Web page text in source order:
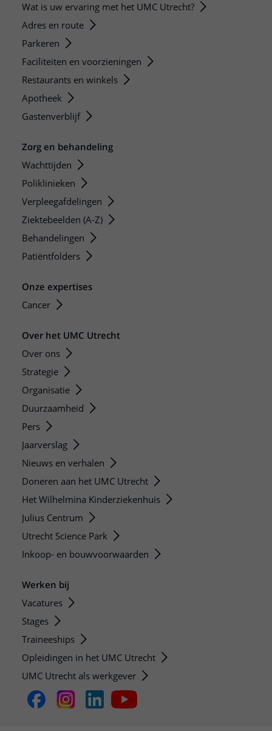
Wat is uw ervaring met het UMC Utrecht?
Adres en route
Parkeren
Faciliteiten en voorzieningen
Restaurants en winkels
Apotheek
Gastenverblijf
Zorg en behandeling
Wachttijden
Poliklinieken
Verpleegafdelingen
Ziektebeelden (A-Z)
Behandelingen
Patiëntfolders
Onze expertises
Cancer
Over het UMC Utrecht
Over ons
Strategie
Organisatie
Duurzaamheid
Pers
Jaarverslag
Nieuws en verhalen
Doneren aan het UMC Utrecht
Het Wilhelmina Kinderziekenhuis
Julius Centrum
Utrecht Science Park
Inkoop- en bouwvoorwaarden
Werken bij
Vacatures
Stages
Traineeships
Opleidingen in het UMC Utrecht
UMC Utrecht als werkgever